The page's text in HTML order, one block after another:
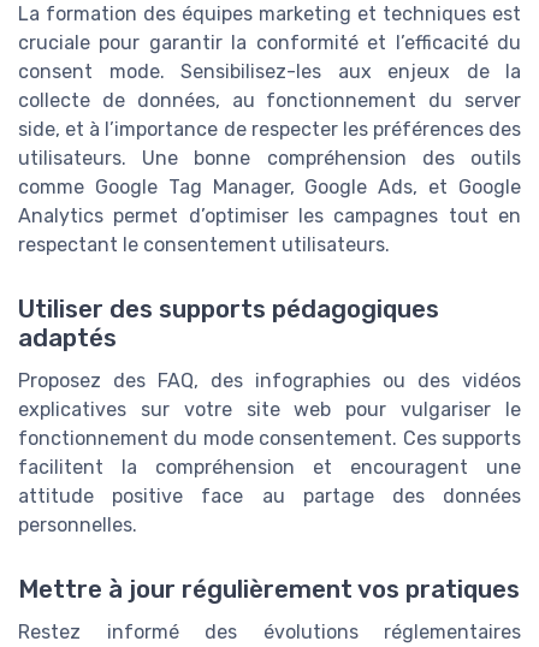
La formation des équipes marketing et techniques est
cruciale pour garantir la conformité et l’efficacité du
consent mode. Sensibilisez-les aux enjeux de la
collecte de données, au fonctionnement du server
side, et à l’importance de respecter les préférences des
utilisateurs. Une bonne compréhension des outils
comme Google Tag Manager, Google Ads, et Google
Analytics permet d’optimiser les campagnes tout en
respectant le consentement utilisateurs.
Utiliser des supports pédagogiques
adaptés
Proposez des FAQ, des infographies ou des vidéos
explicatives sur votre site web pour vulgariser le
fonctionnement du mode consentement. Ces supports
facilitent la compréhension et encouragent une
attitude positive face au partage des données
personnelles.
Mettre à jour régulièrement vos pratiques
Restez informé des évolutions réglementaires